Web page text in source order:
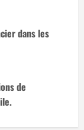
dans les
de